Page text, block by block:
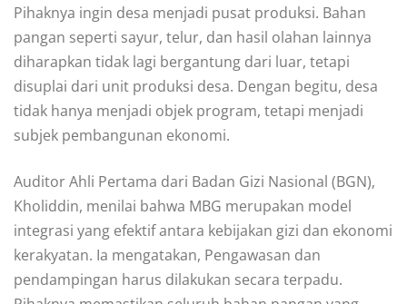
Pihaknya ingin desa menjadi pusat produksi. Bahan
pangan seperti sayur, telur, dan hasil olahan lainnya
diharapkan tidak lagi bergantung dari luar, tetapi
disuplai dari unit produksi desa. Dengan begitu, desa
tidak hanya menjadi objek program, tetapi menjadi
subjek pembangunan ekonomi.
Auditor Ahli Pertama dari Badan Gizi Nasional (BGN),
Kholiddin, menilai bahwa MBG merupakan model
integrasi yang efektif antara kebijakan gizi dan ekonomi
kerakyatan. Ia mengatakan, Pengawasan dan
pendampingan harus dilakukan secara terpadu.